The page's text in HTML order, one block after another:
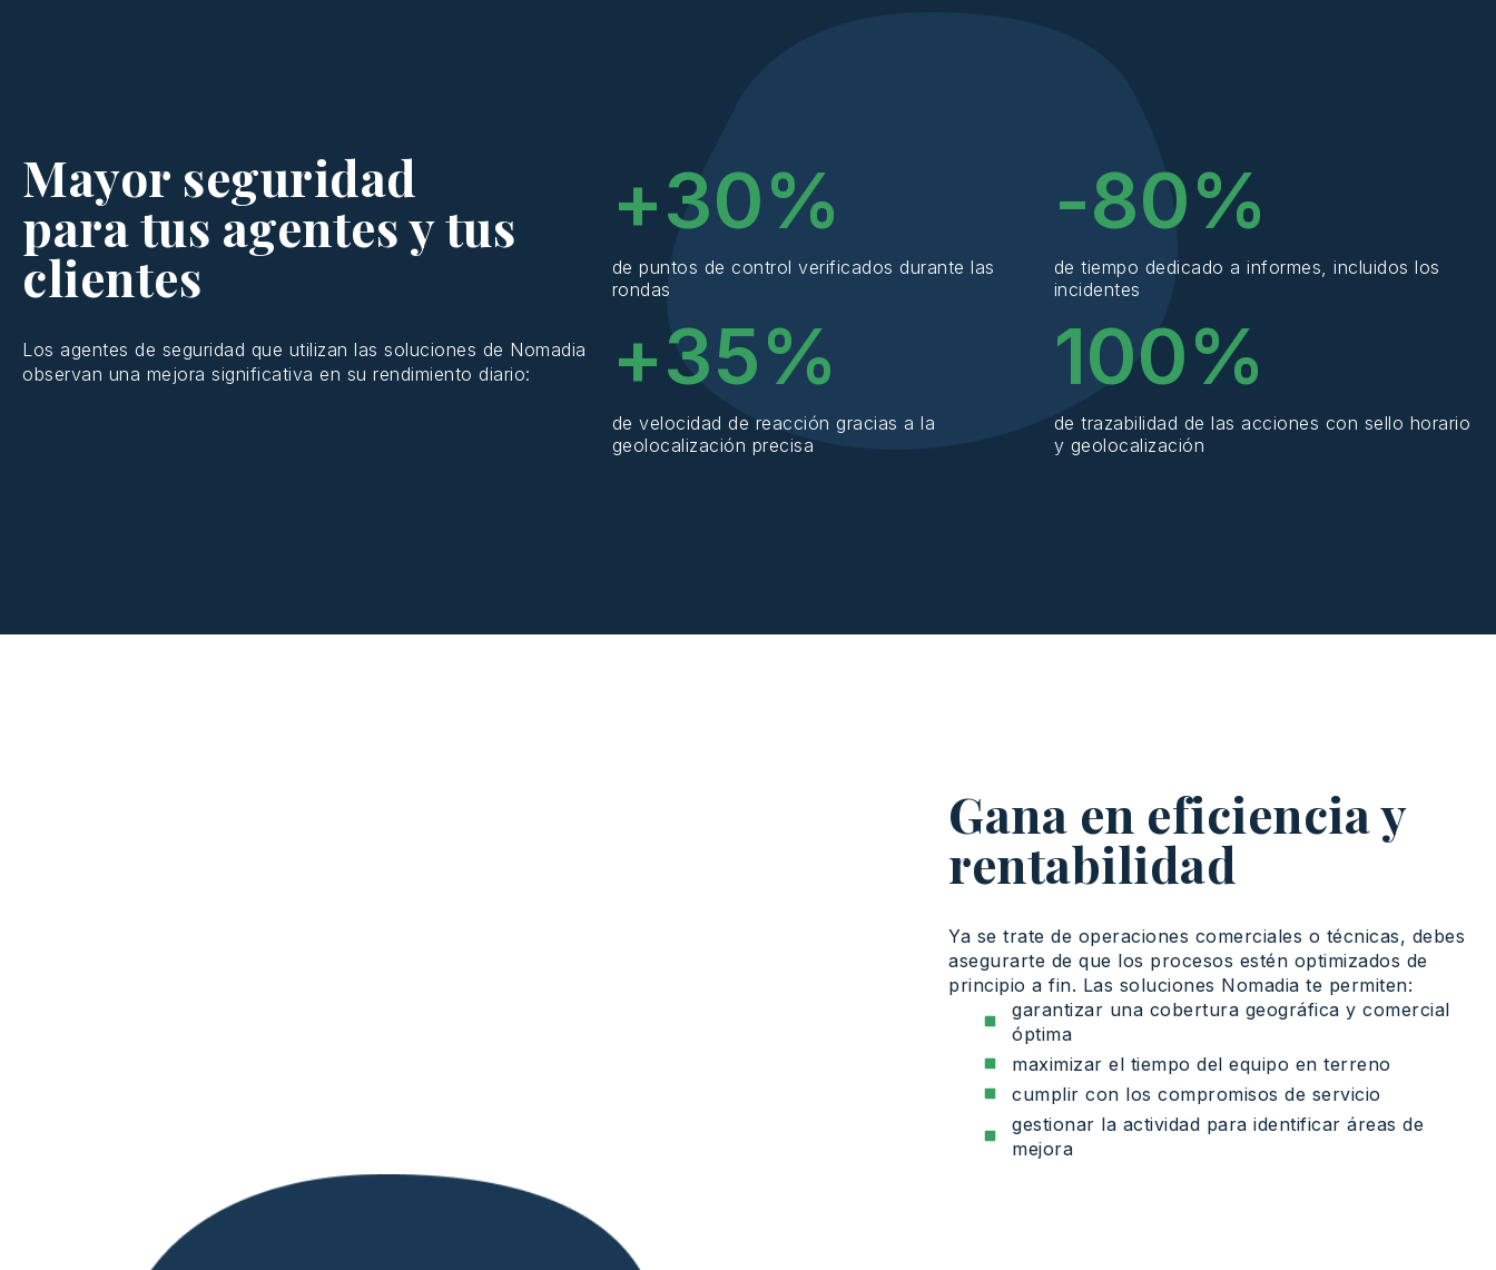
Mayor seguridad
para tus agentes y tus
clientes
Los agentes de seguridad que utilizan las soluciones de Nomadia
observan una mejora significativa en su rendimiento diario:
de puntos de control verificados durante las
rondas
+30%
de velocidad de reacción gracias a la
geolocalización precisa
+35%
de tiempo dedicado a informes, incluidos los
incidentes
-80%
de trazabilidad de las acciones con sello horario
y geolocalización
100%
Gana en eficiencia y
rentabilidad
Ya setrate de operaciones comerciales o técnicas, debes
asegurarte de que los procesos estén optimizados de
principio a fin. Las soluciones Nomadia te permiten:
garantizar una cobertura geográfica y comercial
óptima
maximizar el tiempo del equipo en terreno
cumplir con los compromisos de servicio
gestionar la actividad para identificar áreas de
mejora